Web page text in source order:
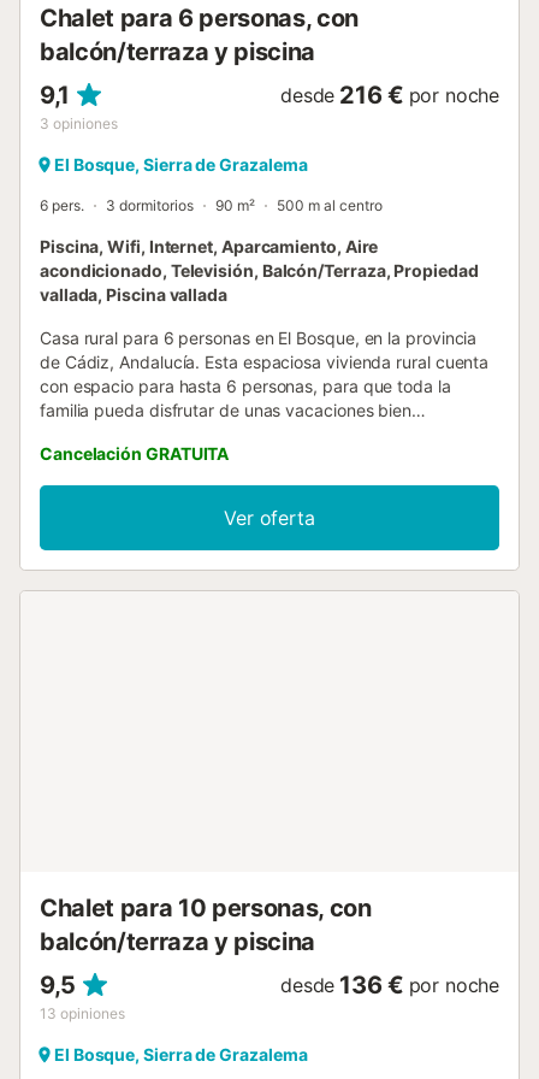
Chalet para 6 personas, con
balcón/terraza y piscina
9,1
3 opiniones
desde 216 € por noche
El Bosque, Sierra de Grazalema
6 pers. 3 dormitorios 90 m² 500 m al centro
Piscina, Wifi, Internet, Aparcamiento, Aire
acondicionado, Televisión, Balcón/Terraza, Propiedad
vallada, Piscina vallada
Casa rural para 6 personas en El Bosque, en la provincia
de Cádiz, Andalucía. Esta espaciosa vivienda rural cuenta
con espacio para hasta 6 personas, para que toda la
familia pueda disfrutar de unas vacaciones bien
equipados con cama de matrimonio y uno con dos camas
individuales. Cuenta además con un cuarto de baño con
plato de ducha y otro con bañera, además de un amplio
salón comedor con chimenea y una cocina bien equipada.
La zona exterior, incluida la piscina, se comparte entre los
Cancelación GRATUITA
Ver oferta
Chalet para 10 personas, con
balcón/terraza y piscina
9,5
13 opiniones
desde 136 € por noche
El Bosque, Sierra de Grazalema